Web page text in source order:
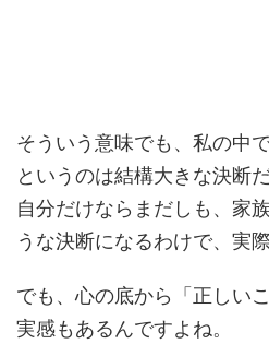
そういう意味でも、私の中
というのは結構大きな決断
自分だけならまだしも、家
うな決断になるわけで、実
でも、心の底から「正しい
実感もあるんですよね。